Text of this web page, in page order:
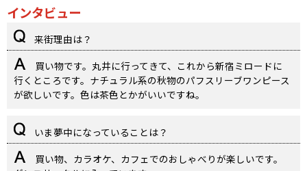
インタビュー
来街理由は？
買い物です。丸井に行ってきて、これから新宿ミロードに
行くところです。ナチュラル系の秋物のパフスリーブワンピース
が欲しいです。色は茶色とかがいいですね。
いま夢中になっていることは？
買い物、カラオケ、カフェでのおしゃべりが楽しいです。